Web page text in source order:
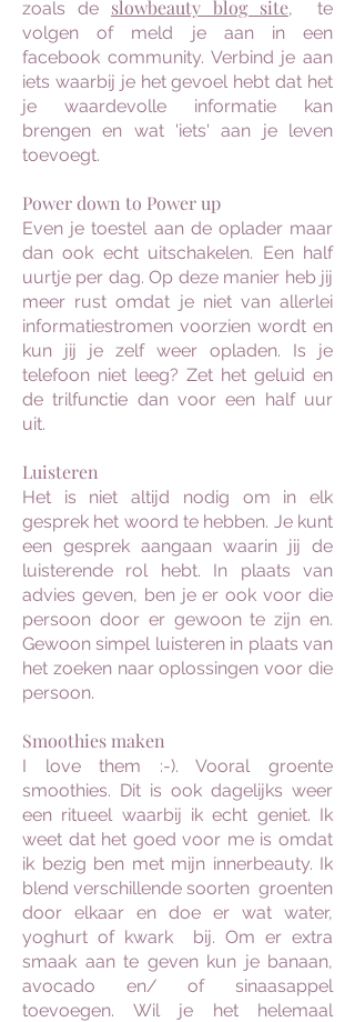
zoals de slowbeauty blog site, te
volgen of meld je aan in een
facebook community. Verbind je aan
iets waarbij je het gevoel hebt dat het
je waardevolle informatie kan
brengen en wat 'iets' aan je leven
toevoegt.
Power down to Power up
Even je toestel aan de oplader maar
dan ook echt uitschakelen. Een half
uurtje per dag. Op deze manier heb jij
meer rust omdat je niet van allerlei
informatiestromen voorzien wordt en
kun jij je zelf weer opladen. Is je
telefoon niet leeg? Zet het geluid en
de trilfunctie dan voor een half uur
uit.
Luisteren
Het is niet altijd nodig om in elk
gesprek het woord te hebben. Je kunt
een gesprek aangaan waarin jij de
luisterende rol hebt. In plaats van
advies geven, ben je er ook voor die
persoon door er gewoon te zijn en.
Gewoon simpel luisteren in plaats van
het zoeken naar oplossingen voor die
persoon.
Smoothies maken
I love them :-). Vooral groente
smoothies. Dit is ook dagelijks weer
een ritueel waarbij ik echt geniet. Ik
weet dat het goed voor me is omdat
ik bezig ben met mijn innerbeauty. Ik
blend verschillende soorten groenten
door elkaar en doe er wat water,
yoghurt of kwark bij. Om er extra
smaak aan te geven kun je banaan,
avocado en/ of sinaasappel
toevoegen. Wil je het helemaal